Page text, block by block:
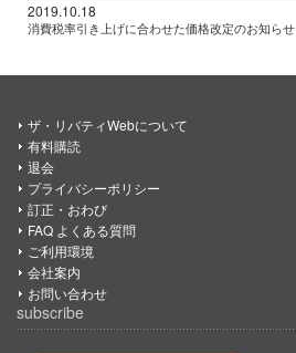
2019.10.18
消費税率引き上げに合わせた価格改定のお知らせ
ザ・リバティWebについて
有料購読
退会
プライバシーポリシー
訂正・おわび
FAQ よくある質問
ご利用環境
会社案内
お問い合わせ
subscribe